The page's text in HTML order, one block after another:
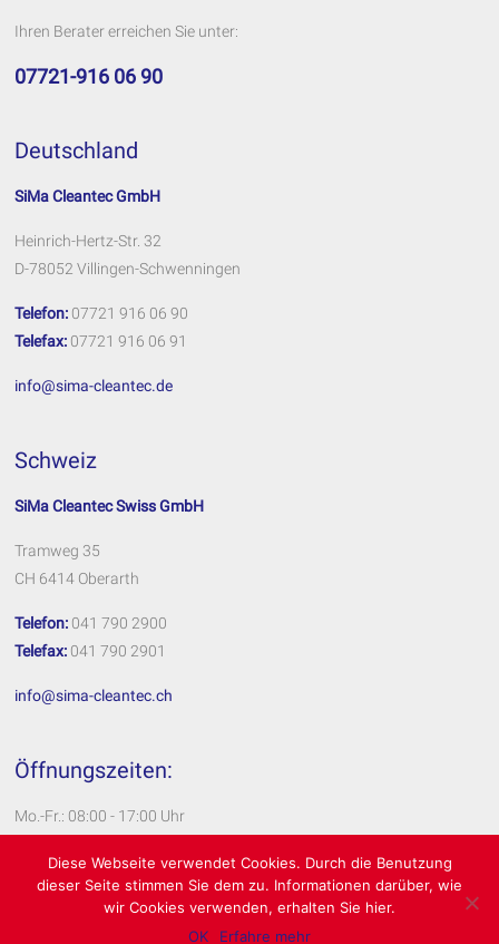
Ihren Berater erreichen Sie unter:
07721-916 06 90
Deutschland
SiMa Cleantec GmbH
Heinrich-Hertz-Str. 32
D-78052 Villingen-Schwenningen
Telefon: 07721 916 06 90
Telefax: 07721 916 06 91
info@sima-cleantec.de
Schweiz
SiMa Cleantec Swiss GmbH
Tramweg 35
CH 6414 Oberarth
Telefon: 041 790 2900
Telefax: 041 790 2901
info@sima-cleantec.ch
Öffnungszeiten:
Mo.-Fr.: 08:00 - 17:00 Uhr
Impressum
Datenschutzerklärung
Diese Webseite verwendet Cookies. Durch die Benutzung
dieser Seite stimmen Sie dem zu. Informationen darüber, wie
wir Cookies verwenden, erhalten Sie hier.
OK
Erfahre mehr